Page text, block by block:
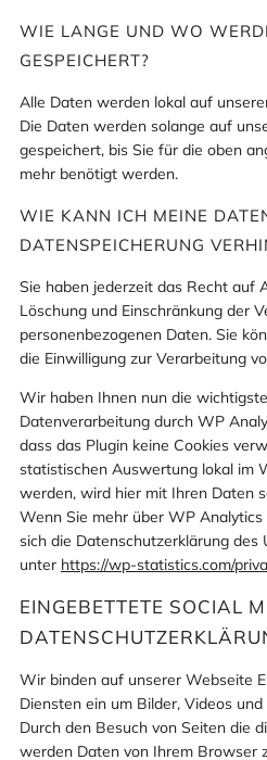
WIE LANGE UND WO
GESPEICHERT?
Alle Daten werden lokal auf
Die Daten werden solange auf
gespeichert, bis Sie für die oben
mehr benötigt werden.
WIE KANN ICH MEINE
DATENSPEICHERUNG
Sie haben jederzeit das Recht auf
Löschung und Einschränkung der
personenbezogenen Daten. Sie
die Einwilligung zur Verarbeitung
Wir haben Ihnen nun die
Datenverarbeitung durch WP
dass das Plugin keine Cookies
statistischen Auswertung lokal im
werden, wird hier mit Ihren Daten
Wenn Sie mehr über WP
sich die Datenschutzerklärung des
unter https://wp-statistics.com/
EINGEBETTETE SOCIAL
Wir binden auf unserer Webseite
Diensten ein um Bilder, Videos
Durch den Besuch von Seiten die
werden Daten von Ihrem Browser